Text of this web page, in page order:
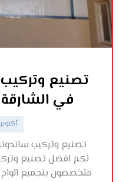
تصنيع
في الشارقة
أكتوبر 19, 2024
تصنيع وتركيب
لكم افضل تصنيع
متخصصون بتجميع الواح